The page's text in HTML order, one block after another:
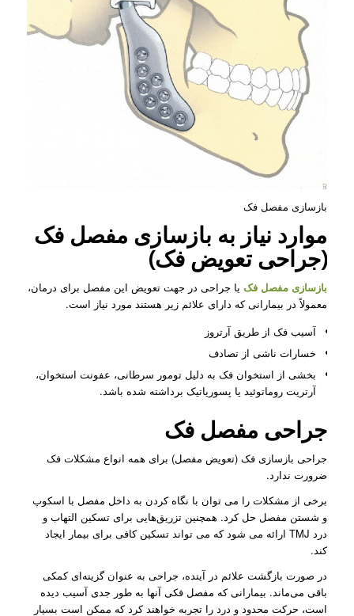
بازسازی مفصل فک
موارد نیاز به بازسازی مفصل فک
(جراحی تعویض فک)
بازسازی مفصل فکیا جراحی در جهت تعویض این مفصل برای درمان،
معمولاً در بیمارانی که دارای علائم زیر هستند مورد نیاز است.
آسیب فک از طریق آرتروز
خسارات ناشی از تصادف
بخشی از استخوان فک به دلیل تومور سرطانی، عفونت استخوان،
آرتریت روماتوئید یا پسوریاتیک برداشته شده باشد.
جراحی مفصل فک
جراحی بازسازی فک (تعویض مفصل) برای همه انواع مشکلات فک
ضرورت ندارد.
برخی از مشکلات را می توان با نگاه کردن به داخل مفصل با اسکوپ
و شستن مفصل حل کرد. همچنین تزریق‌هایی برای تسکین التهاب و
درد TMJ ارائه می ‌شود که می تواند تسکین کافی برای بیمار ایجاد
کند.
در صورت بازگشت علائم در آینده، جراحی به عنوان گزینه‌ای کمکی
باقی می‌ماند. بیمارانی که مفصل فکی آنها به طور جدی آسیب دیده
است، حرکت محدود و درد را تجربه خواهند کرد که ممکن است بسیار